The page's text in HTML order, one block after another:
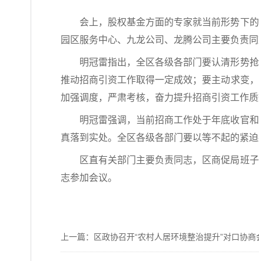
会上，股权基金方面的专家就当前形势下
园区服务中心、九龙公司、龙腾公司主要负责
明冠雷指出，全区各级各部门要认清形势
推动招商引资工作取得一定成效；要主动求变
加强调度，严肃考核，奋力提升招商引资工作质
明冠雷强调，当前招商工作处于年底收官
真落到实处。全区各级各部门要以等不起的紧
区直有关部门主要负责同志，区商促局班
志参加会议。
上一篇：区政协召开“农村人居环境整治提升”对口协商